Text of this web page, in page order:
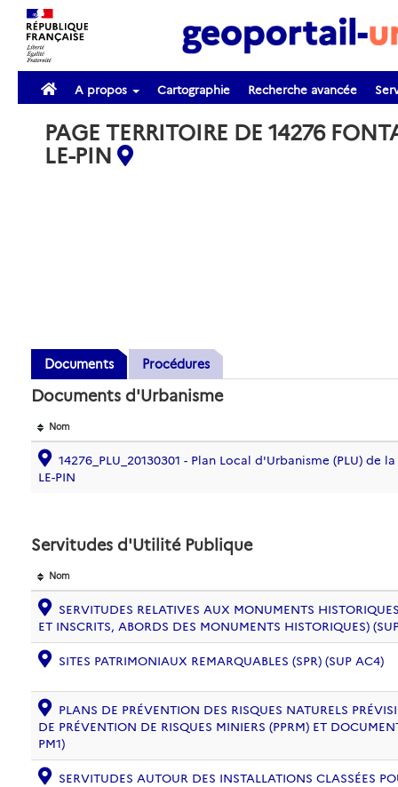
A propos Cartographie Recherche avancée
PAGE TERRITOIRE DE 14276
LE-PIN
Documents Procédures
Documents d'Urbanisme
Nom
14276_PLU_20130301 - Plan Local d'Urbanisme (PLU) de
LE-PIN
Servitudes d'Utilité Publique
Nom
SERVITUDES RELATIVES AUX MONUMENTS
ET INSCRITS, ABORDS DES MONUMENTS HISTORIQUES)
SITES PATRIMONIAUX REMARQUABLES (SPR) (SUP AC4)
PLANS DE PRÉVENTION DES RISQUES NATURELS
DE PRÉVENTION DE RISQUES MINIERS (PPRM) ET
PM1)
SERVITUDES AUTOUR DES INSTALLATIONS CLASSÉES